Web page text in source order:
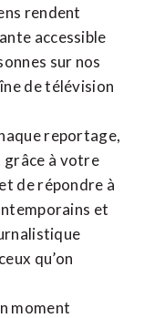
rendent
accessible
sur nos
de télévision
reportage,
grâce à votre
de répondre à
et
qu’on
moment